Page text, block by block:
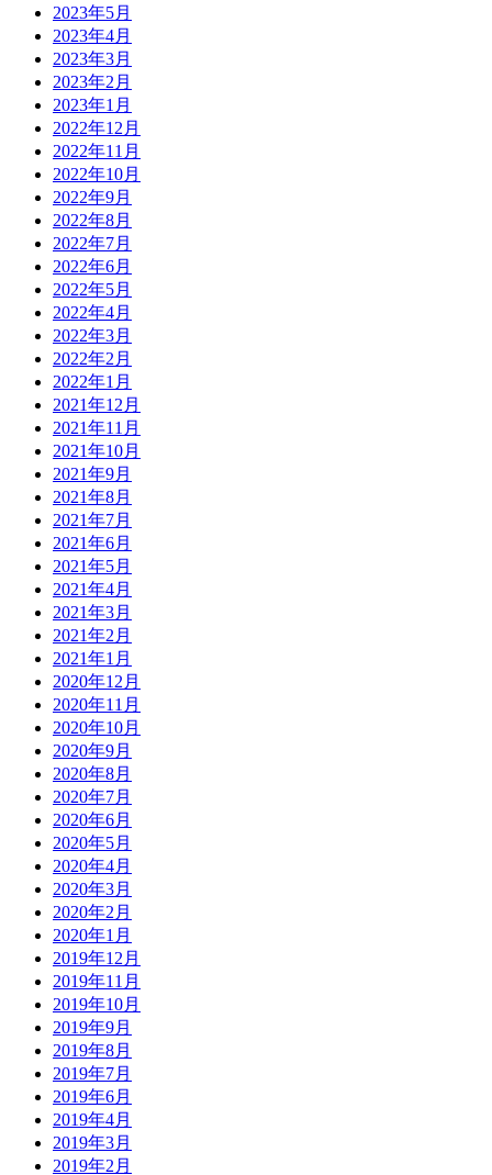
2023年5月
2023年4月
2023年3月
2023年2月
2023年1月
2022年12月
2022年11月
2022年10月
2022年9月
2022年8月
2022年7月
2022年6月
2022年5月
2022年4月
2022年3月
2022年2月
2022年1月
2021年12月
2021年11月
2021年10月
2021年9月
2021年8月
2021年7月
2021年6月
2021年5月
2021年4月
2021年3月
2021年2月
2021年1月
2020年12月
2020年11月
2020年10月
2020年9月
2020年8月
2020年7月
2020年6月
2020年5月
2020年4月
2020年3月
2020年2月
2020年1月
2019年12月
2019年11月
2019年10月
2019年9月
2019年8月
2019年7月
2019年6月
2019年4月
2019年3月
2019年2月